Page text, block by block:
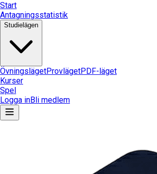
Start
Antagningsstatistik
Studielägen
ÖvningslägetProvlägetPDF-läget
Kurser
Spel
Logga inBli medlem